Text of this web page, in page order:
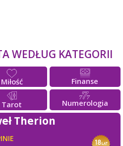
WEDŁUG KATEGORII
Miłość Finanse
Tarot Numerologia
Therion